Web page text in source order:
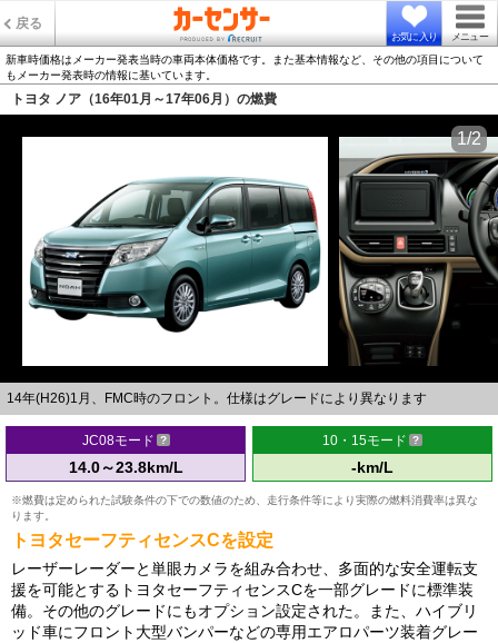
戻る
お気に入り メニュー
新車時価格はメーカー発表当時の車両本体価格です。また基本情報など、その他の項目について
もメーカー発表時の情報に基いています。
トヨタ ノア（16年01月～17年06月）の燃費
14年(H26)1月、FMC時のフロント。仕様はグレードにより異なります
1/2
JC08モード
14.0～23.8km/L
10・15モード
-km/L
※燃費は定められた試験条件の下での数値のため、走行条件等により実際の燃料消費率は異な
ります。
トヨタセーフティセンスCを設定
レーザーレーダーと単眼カメラを組み合わせ、多面的な安全運転支
援を可能とするトヨタセーフティセンスCを一部グレードに標準装
備。その他のグレードにもオプション設定された。また、ハイブリ
ッド車にフロント大型バンパーなどの専用エアロパーツ装着グレー